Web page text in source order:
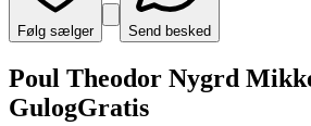
Følg sælger Send besked
Poul Theodor Nygrd
GulogGratis